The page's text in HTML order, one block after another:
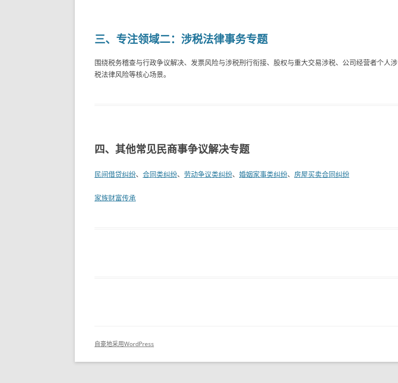
三、 专注领域二：涉税法律事务专题
围绕税务稽查与行政争议解决、发票风险与涉税刑行衔接、股权与重大交易涉税、公司经营者个人涉
税法律风险等核心场景。
四、其他常见民商事争议解决专题
民间借贷纠纷、 合同类纠纷、 劳动争议类纠纷、 婚姻家事类纠纷、 房屋买卖合同纠纷
家族财富传承
自豪地采用WordPress